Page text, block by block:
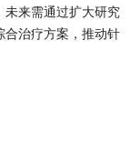
未来需通过扩大研究
合治疗方案，推动针